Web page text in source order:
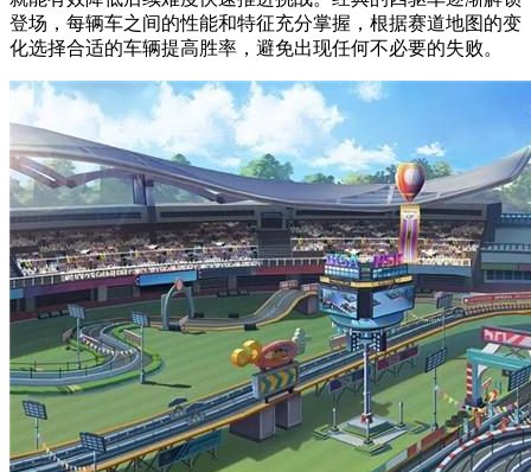
登场，每辆车之间的性能和特征充分掌握，根据赛道地图的变
化选择合适的车辆提高胜率，避免出现任何不必要的失败。